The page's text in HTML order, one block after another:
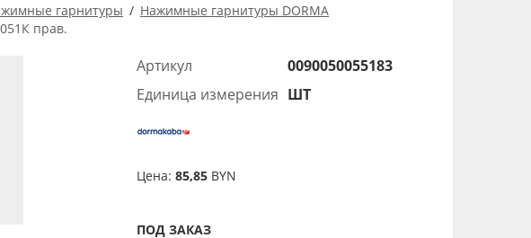
гарнитуры
Нажимные гарнитуры DORMA
прав.
Артикул
0090050055183
Единица измерения ШТ
Цена: 85,85 BYN
ПОД ЗАКАЗ